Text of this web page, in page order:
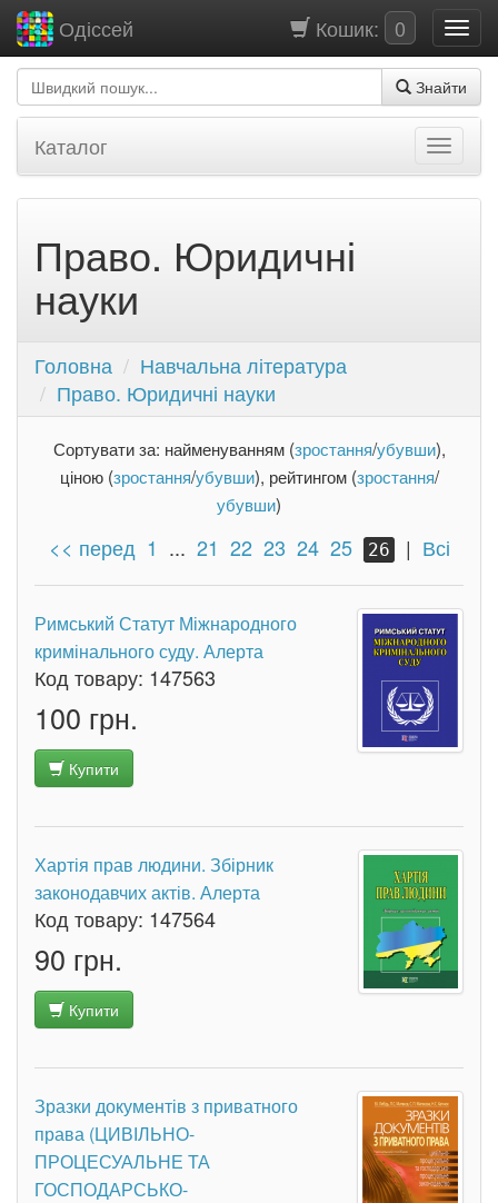
Кошик: 0
Одіссей
Знайти
Каталог
Право. Юридичні
науки
Головна
Навчальна література
Право. Юридичні науки
Сортувати за: найменуванням (зростання/убувши),
ціною (зростання/убувши), рейтингом (зростання/
убувши)
<< перед 1 ... 21 22 23 24 25 26 | Всі
Римський Статут Міжнародного
кримінального суду. Алерта
Код товару: 147563
100 грн.
Купити
Хартія прав людини. Збірник
законодавчих актів. Алерта
Код товару: 147564
90 грн.
Купити
Зразки документів з приватного
права (ЦИВІЛЬНО-
ПРОЦЕСУАЛЬНЕ ТА
ГОСПОДАРСЬКО-